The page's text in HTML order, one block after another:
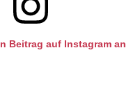
Beitrag auf Instagram an